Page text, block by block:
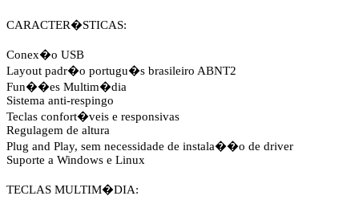
CARACTER�STICAS:
Conex�o USB
Layout padr�o portugu�s brasileiro ABNT2
Fun��es Multim�dia
Sistema anti-respingo
Teclas confort�veis e responsivas
Regulagem de altura
Plug and Play, sem necessidade de instala��o de driver
Suporte a Windows e Linux
TECLAS MULTIM�DIA: